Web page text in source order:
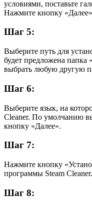
условиями, поставьте
Нажмите кнопку
Шаг 5:
Выберите путь для
будет предложена папка
выбрать любую другую
Шаг 6:
Выберите язык, на
Cleaner. По умолчанию
кнопку «Далее».
Шаг 7:
Нажмите кнопку
программы Steam Cleaner.
Шаг 8: